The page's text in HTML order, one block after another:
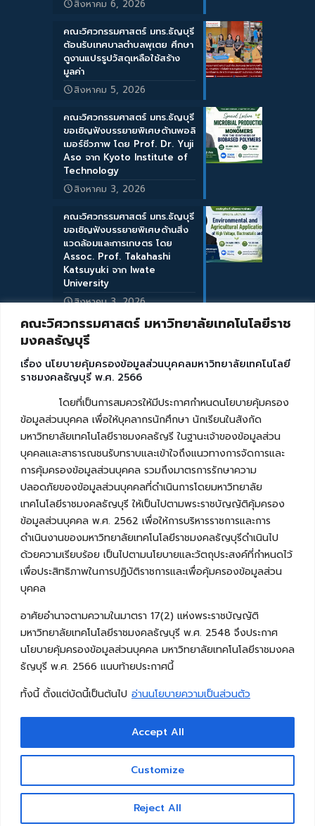
คณะวิศวกรรมศาสตร์ มหาวิทยาลัยเทคโนโลยีราช
มงคลธัญบุรี
เรื่อง นโยบายคุ้มครองข้อมูลส่วนบุคคลมหาวิทยาลัยเทคโนโลยี
ราชมงคลธัญบุรี พ.ศ. 2566
โดยที่เป็นการสมควรให้มีประกาศกำหนดนโยบายคุ้มครอง
ข้อมูลส่วนบุคคล เพื่อให้บุคลากรนักศึกษา นักเรียนในสังกัด
มหาวิทยาลัยเทคโนโลยีราชมงคลธัญรี ในฐานะเจ้าของข้อมูลส่วน
บุคคลและสาธารณชนรับทราบและเข้าใจถึงแนวทางการจัดการและ
การคุ้มครองข้อมูลส่วนบุคคล รวมถึงมาตรการรักษาความ
ปลอดภัยของข้อมูลส่วนบุคคลที่ดำเนินการโดยมหาวิทยาลัย
เทคโนโลยีราชมงคลธัญบุรี ให้เป็นไปตามพระราชบัญญัติคุ้มครอง
ข้อมูลส่วนบุคคล พ.ศ. 2562 เพื่อให้การบริหารราชการและการ
ดำเนินงานของมหาวิทยาลัยเทคโนโลยีราชมงคลธัญบุรีดำเนินไป
ด้วยความเรียบร้อย เป็นไปตามนโยบายและวัตถุประสงค์ที่กำหนดไว้
เพื่อประสิทธิภาพในการปฏิบัติราชการและเพื่อคุ้มครองข้อมูลส่วน
บุคคล
อาศัยอำนาจตามความในมาตรา 17(2) แห่งพระราชบัญญัติ
มหาวิทยาลัยเทคโนโลยีราชมงคลธัญบุรี พ.ศ. 2548 จึงประกาศ
นโยบายคุ้มครองข้อมูลส่วนบุคคล มหาวิทยาลัยเทคโนโลยีราชมงคล
ธัญบุรี พ.ศ. 2566 แนบท้ายประกาศนี้
ทั้งนี้ ตั้งแต่บัดนี้เป็นต้นไป อ่านนโยบายความเป็นส่วนตัว
Customize
Reject All
Accept All
สิงหาคม 6, 2026
คณะวิศวกรรมศาสตร์ มทร.ธัญบุรี
ต้อนรับเทศบาลตำบลพุเตย ศึกษา
ดูงานแปรรูปวัสดุเหลือใช้สร้าง
มูลค่า
สิงหาคม 5, 2026
คณะวิศวกรรมศาสตร์ มทร.ธัญบุรี
ขอเชิญฟังบรรยายพิเศษด้านพอลิ
เมอร์ชีวภาพ โดย Prof. Dr. Yuji
Aso จาก Kyoto Institute of
Technology
สิงหาคม 3, 2026
คณะวิศวกรรมศาสตร์ มทร.ธัญบุรี
ขอเชิญฟังบรรยายพิเศษด้านสิ่ง
แวดล้อมและการเกษตร โดย
Assoc. Prof. Takahashi
Katsuyuki จาก Iwate
University
สิงหาคม 3, 2026
Copyright © 2026 คณะวิศวกรรมศาสตร์ มหาวิทยาลัย
เทคโนโลยีราชมงคลธัญบุรี